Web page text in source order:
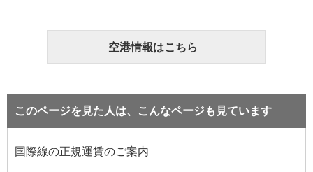
空港情報はこちら
このページを見た人は、こんなページも見ています
国際線の正規運賃のご案内